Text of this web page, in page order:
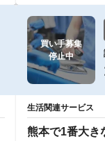
買い手募集
停止中
生活関連サービス
熊本で1番大き